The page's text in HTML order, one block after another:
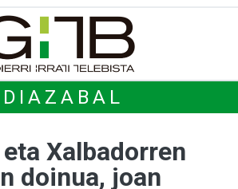
Xalbadorren
doinua, joan